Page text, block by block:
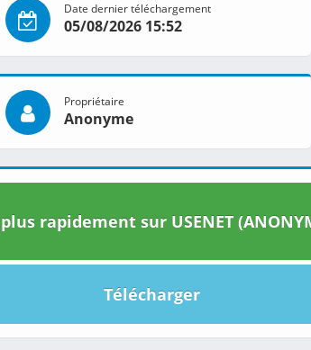
Date dernier téléchargement
05/08/2026 15:52
Propriétaire
Anonyme
rapidement sur USENET
Télécharger